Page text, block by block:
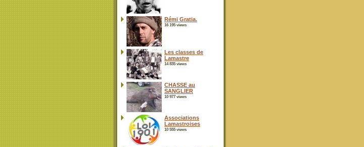
Rémi Gratia.
16 195 views
Les classes de
Lamastre
14 835 views
CHASSE au
SANGLIER
10 977 views
Associations
Lamastroises
10 555 views